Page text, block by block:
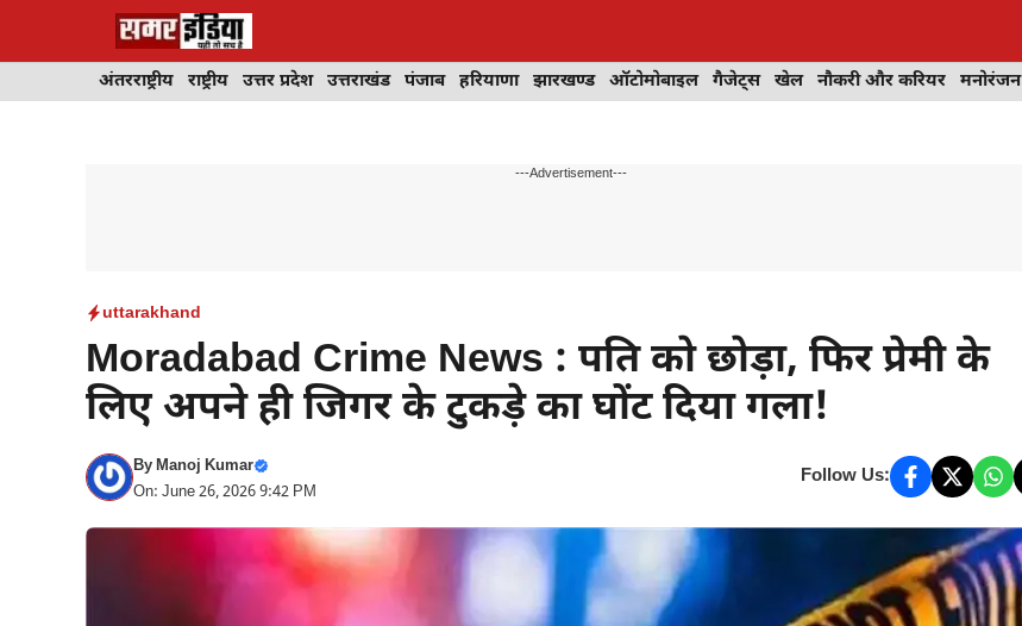
अंतरराष्ट्रीय राष्ट्रीय उत्तर प्रदेश उत्तराखंड पंजाब हरियाणा झारखण्ड ऑटोमोबाइल गैजेट्स खेल नौकरी और करियर मनोरंजन
---Advertisement---
uttarakhand
Moradabad Crime News : पति को छोड़ा, फिर प्रेमी के
लिए अपने ही जिगर के टुकड़े का घोंट दिया गला!
ByManoj Kumar
On: June 26, 2026 9:42 PM
Follow Us: